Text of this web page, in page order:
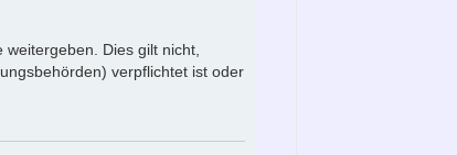
Dies gilt nicht,
verpflichtet ist oder